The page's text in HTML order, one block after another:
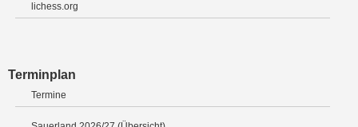
lichess.org
Terminplan
Termine